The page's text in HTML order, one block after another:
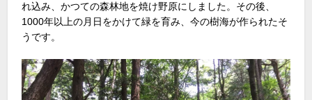
れ込み、かつての森林地を焼け野原にしました。その後、
1000年以上の月日をかけて緑を育み、今の樹海が作られたそ
うです。